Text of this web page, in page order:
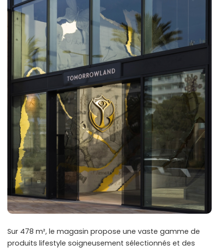
Sur 478 m², le magasin propose une vaste gamme de
produits lifestyle soigneusement sélectionnés et des